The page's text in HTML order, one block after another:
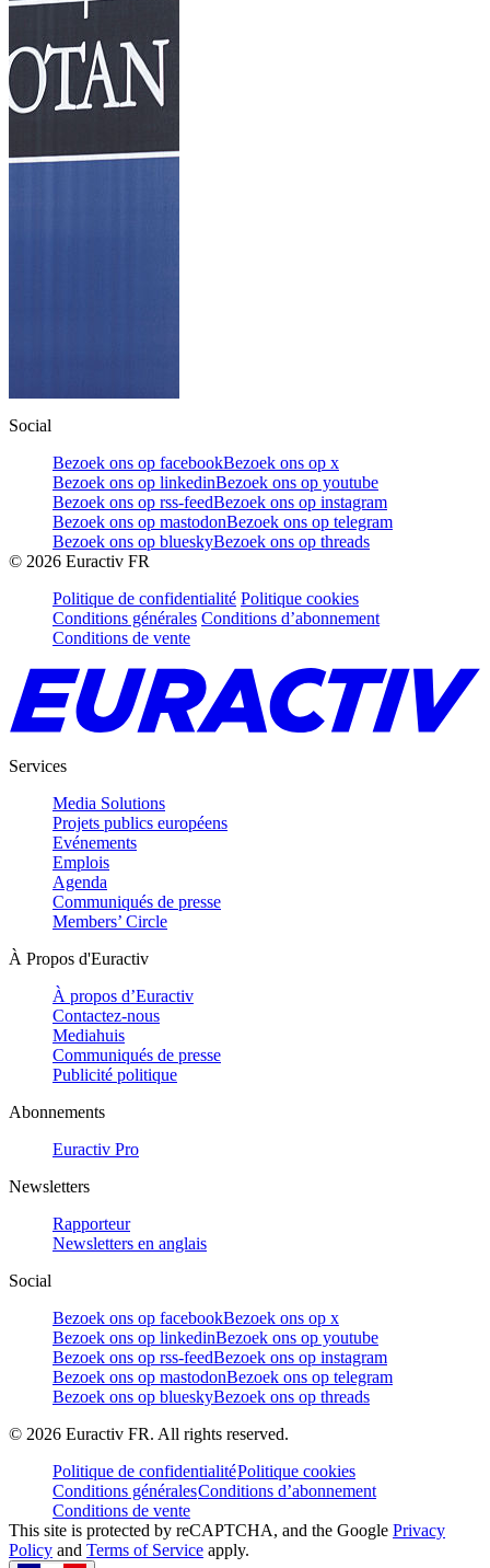
Social
Bezoek ons op facebookBezoek ons op x
Bezoek ons op linkedinBezoek ons op youtube
Bezoek ons op rss-feedBezoek ons op instagram
Bezoek ons op mastodonBezoek ons op telegram
Bezoek ons op blueskyBezoek ons op threads
© 2026 Euractiv FR
Politique de confidentialité Politique cookies
Conditions générales Conditions d’abonnement
Conditions de vente
Services
Media Solutions
Projets publics européens
Evénements
Emplois
Agenda
Communiqués de presse
Members’ Circle
À Propos d'Euractiv
À propos d’Euractiv
Contactez-nous
Mediahuis
Communiqués de presse
Publicité politique
Abonnements
Euractiv Pro
Newsletters
Rapporteur
Newsletters en anglais
Social
Bezoek ons op facebookBezoek ons op x
Bezoek ons op linkedinBezoek ons op youtube
Bezoek ons op rss-feedBezoek ons op instagram
Bezoek ons op mastodonBezoek ons op telegram
Bezoek ons op blueskyBezoek ons op threads
© 2026 Euractiv FR. All rights reserved.
Politique de confidentialitéPolitique cookies
Conditions généralesConditions d’abonnement
Conditions de vente
This site is protected by reCAPTCHA, and the Google Privacy
Policy and Terms of Service apply.